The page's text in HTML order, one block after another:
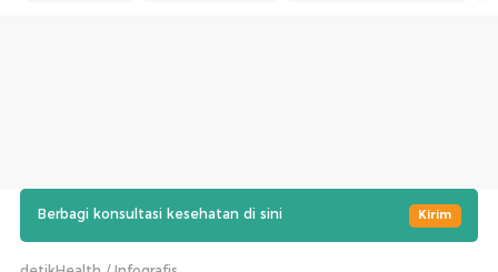
Berbagi konsultasi kesehatan di sini Kirim